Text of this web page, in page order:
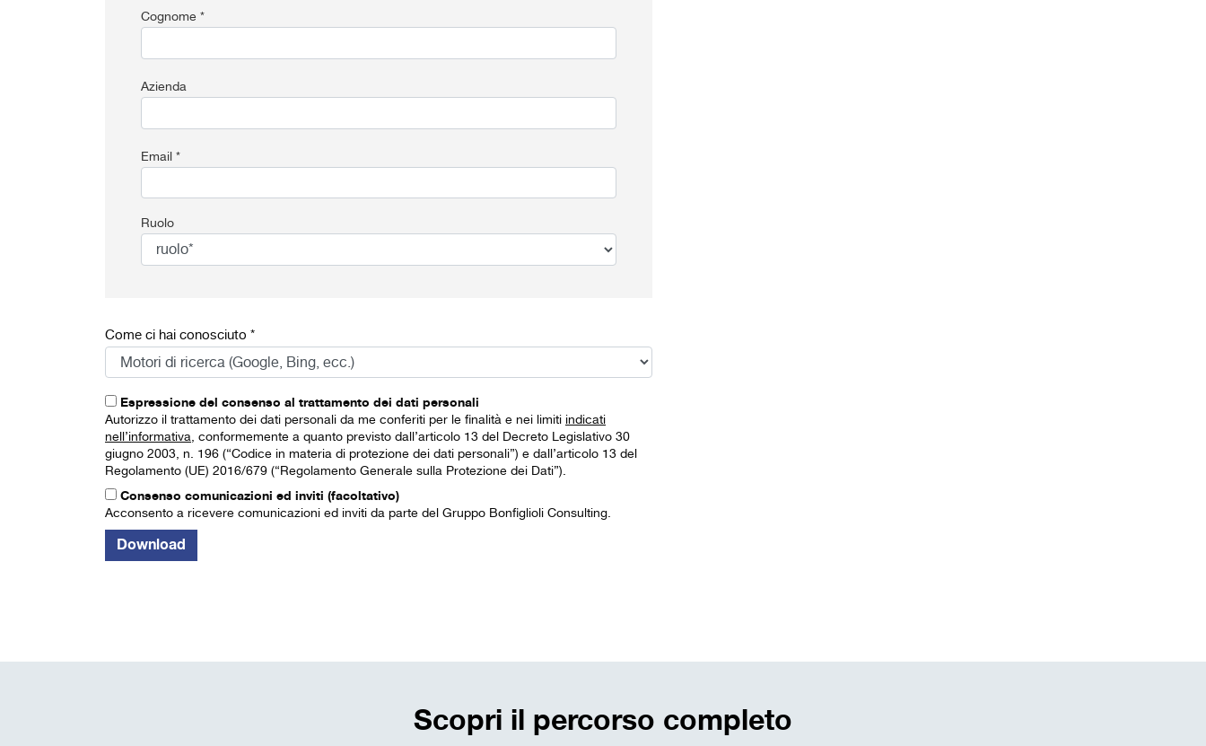
Cognome *
Azienda
Email *
Ruolo
Come ci hai conosciuto *
Espressione del consenso al trattamento dei dati personali
Autorizzo il trattamento dei dati personali da me conferiti per le finalità e nei limitiindicati
nell’informativa, conformemente a quanto previsto dall’articolo 13 del Decreto Legislativo 30
giugno 2003, n. 196 (“Codice in materia di protezione dei dati personali”) e dall’articolo 13 del
Regolamento (UE) 2016/679 (“Regolamento Generale sulla Protezione dei Dati”).
Consenso comunicazioni ed inviti (facoltativo)
Acconsento a ricevere comunicazioni ed inviti da parte del Gruppo Bonfiglioli Consulting.
Scopri il percorso completo